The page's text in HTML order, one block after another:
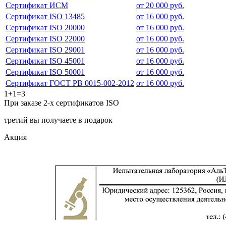
Сертификат ИСМ
от 20 000 руб.
Сертификат ISO 13485
от 16 000 руб.
Сертификат ISO 20000
от 16 000 руб.
Сертификат ISO 22000
от 16 000 руб.
Сертификат ISO 29001
от 16 000 руб.
Сертификат ISO 45001
от 16 000 руб.
Сертификат ISO 50001
от 16 000 руб.
Сертификат ГОСТ РВ 0015-002-2012 от 16 000 руб.
1+1=3
При заказе 2-х сертификатов ISO
третий вы получаете в подарок
Акция